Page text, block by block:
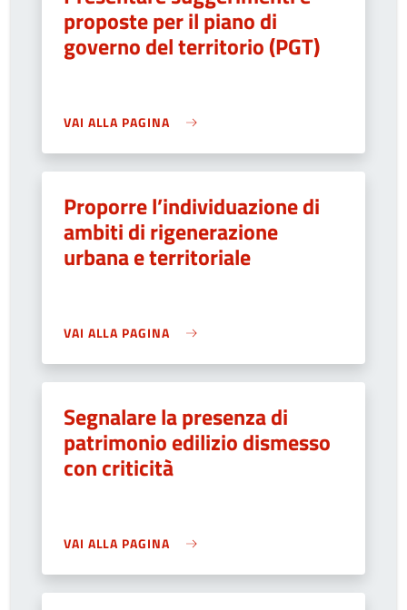
proposte per il piano di
governo del territorio (PGT)
VAI ALLA PAGINA
Proporre l’individuazione di
ambiti di rigenerazione
urbana e territoriale
VAI ALLA PAGINA
Segnalare la presenza di
patrimonio edilizio dismesso
con criticità
VAI ALLA PAGINA